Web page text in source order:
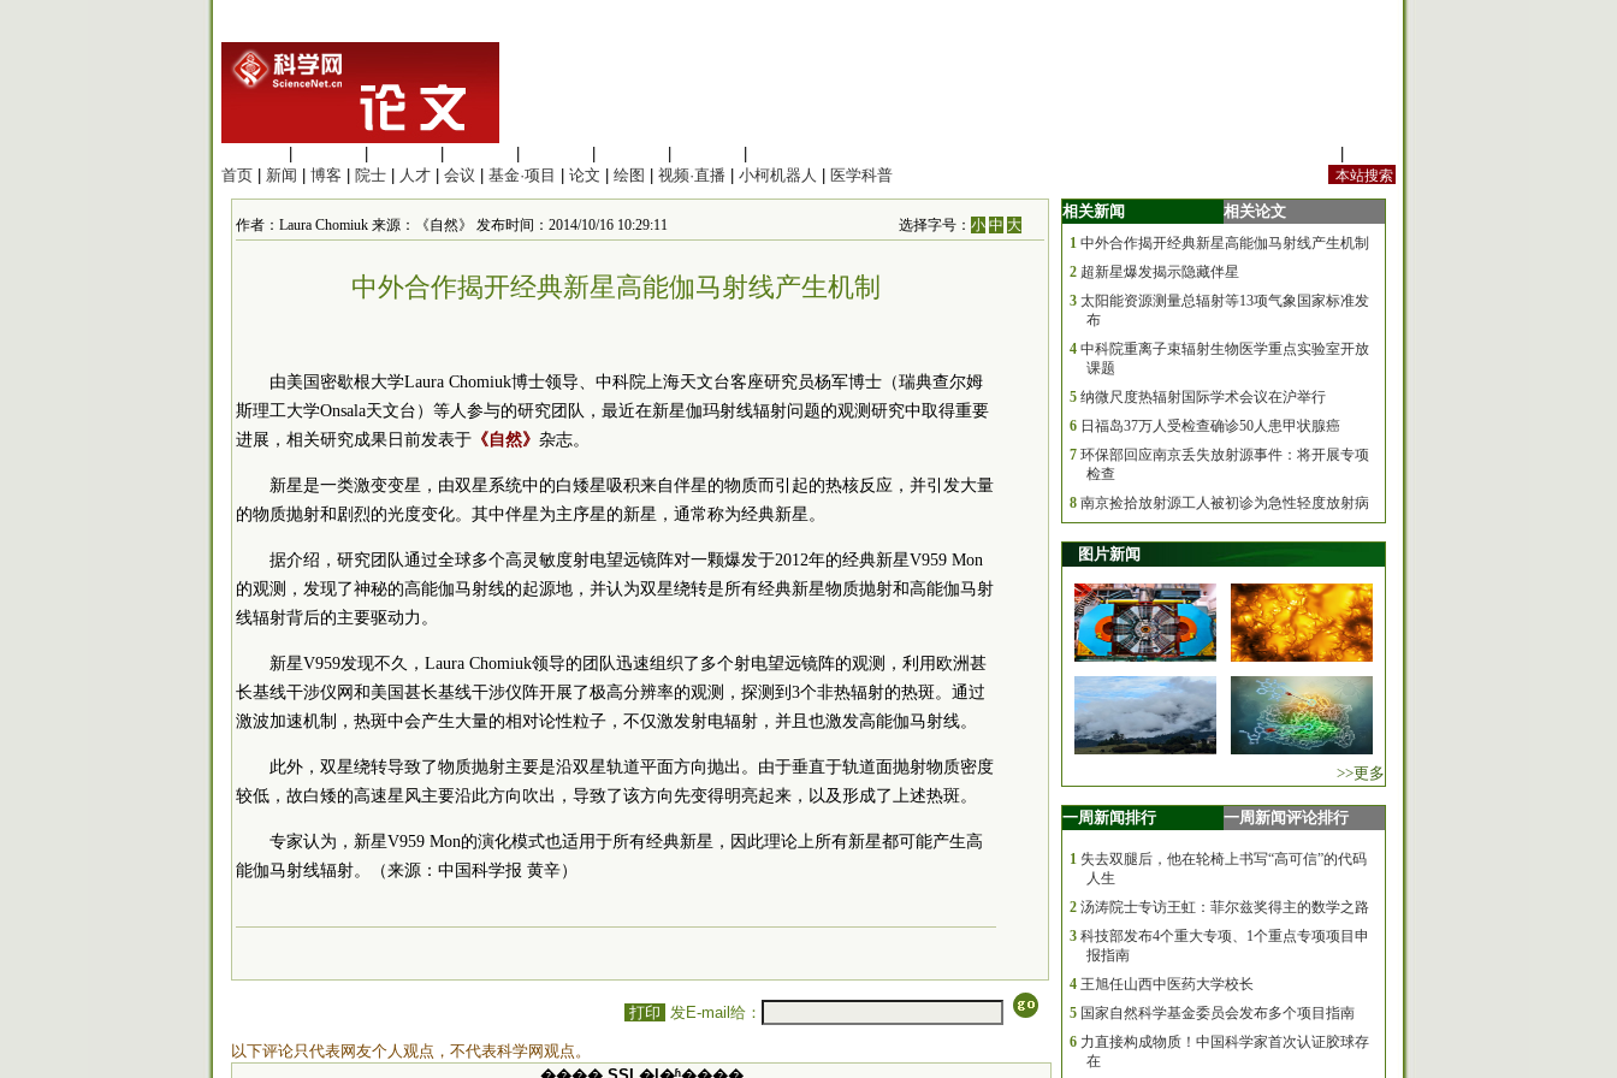
首页
新闻 博客 院士 人才 会议 基金·项目 论文 绘图 视频·直播 小柯机器人 医学科普
作者：Laura Chomiuk 来源：《自然》 发布时间：2014/10/16 10:29:11 选择字号：小 中 大
中外合作揭开经典新星高能伽马射线产生机制
由美国密歇根大学Laura Chomiuk博士领导、中科院上海天文台客座研究员杨军博士（瑞典查尔姆
斯理工大学Onsala天文台）等人参与的研究团队，最近在新星伽玛射线辐射问题的观测研究中取得重要
进展，相关研究成果日前发表于 《自然》 杂志。
新星是一类激变变星，由双星系统中的白矮星吸积来自伴星的物质而引起的热核反应，并引发大量
的物质抛射和剧烈的光度变化。其中伴星为主序星的新星，通常称为经典新星。
据介绍，研究团队通过全球多个高灵敏度射电望远镜阵对一颗爆发于2012年的经典新星V959 Mon
的观测，发现了神秘的高能伽马射线的起源地，并认为双星绕转是所有经典新星物质抛射和高能伽马射
线辐射背后的主要驱动力。
新星V959发现不久，Laura Chomiuk领导的团队迅速组织了多个射电望远镜阵的观测，利用欧洲甚
长基线干涉仪网和美国甚长基线干涉仪阵开展了极高分辨率的观测，探测到3个非热辐射的热斑。通过
激波加速机制，热斑中会产生大量的相对论性粒子，不仅激发射电辐射，并且也激发高能伽马射线。
此外，双星绕转导致了物质抛射主要是沿双星轨道平面方向抛出。由于垂直于轨道面抛射物质密度
较低，故白矮的高速星风主要沿此方向吹出，导致了该方向先变得明亮起来，以及形成了上述热斑。
专家认为，新星V959 Mon的演化模式也适用于所有经典新星，因此理论上所有新星都可能产生高
能伽马射线辐射。（来源：中国科学报 黄辛）
打印 发E-mail给：
以下评论只代表网友个人观点，不代表科学网观点。
相关新闻 相关论文
1 中外合作揭开经典新星高能伽马射线产生机制
2 超新星爆发揭示隐藏伴星
3 太阳能资源测量总辐射等13项气象国家标准发
布
4 中科院重离子束辐射生物医学重点实验室开放
课题
5 纳微尺度热辐射国际学术会议在沪举行
6 日福岛37万人受检查确诊50人患甲状腺癌
7 环保部回应南京丢失放射源事件：将开展专项
检查
8 南京捡拾放射源工人被初诊为急性轻度放射病
图片新闻
>>更多
一周新闻排行 一周新闻评论排行
1 失去双腿后，他在轮椅上书写“高可信”的代码
人生
2 汤涛院士专访王虹：菲尔兹奖得主的数学之路
3 科技部发布4个重大专项、1个重点专项项目申
报指南
4 王旭任山西中医药大学校长
5 国家自然科学基金委员会发布多个项目指南
6 力直接构成物质！中国科学家首次认证胶球存
在